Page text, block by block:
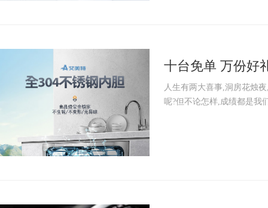
十台免单 万份好
礼
人生有两大喜事,洞房花烛
呢?但不论怎样,成绩都是我